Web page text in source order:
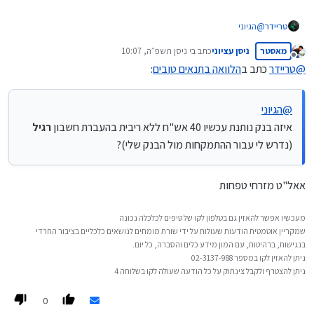
טריידר@הגיוני
איזה בנק נותנת עכשיו 40 אש"ח ללא ריבית בהעברת חשבון
עבור ההתמקחות מול הבנק שלי)?
מנותק
מאסטר ניסן עציוניכתב בי ניסן תשפ״ה, 10:07
נערך לאחרונה על ידי
@טריידרכתב בהלוואה בתנאים טובים:
@הגיוני
איזה בנק נותנת עכשיו 40 אש"ח ללא ריבית בהעברת חשבון
רגיל
(נדרש לי עבור ההתמקחות מול הבנק שלי)?
אאל"ט מזרחי טפחות
מעכשיו אפשר להאזין גם בטלפון לקו של טיפים לכלכלה נכונה
שמקריין אוטמטית הודעות שעולות על ידי שורת מומחים לנושאים כלכליים בציבור החרדי
בנגישות, ברהיטות, עם המון מידע כלים והסברה, כל יום.
ניתן להאזין לקו במספר 02-3137-988
ניתן להצטרף ולקבל צינתוק על כל הודעה שעולה לקו בשלוחה 4
0